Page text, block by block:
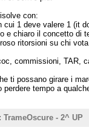
con:
cui 1 deve valere 1 (it
e chiaro il concetto di
ritorsioni su chi
commissioni, TAR,
ti possano girare i
tempo a
TrameOscure - 2^ UP